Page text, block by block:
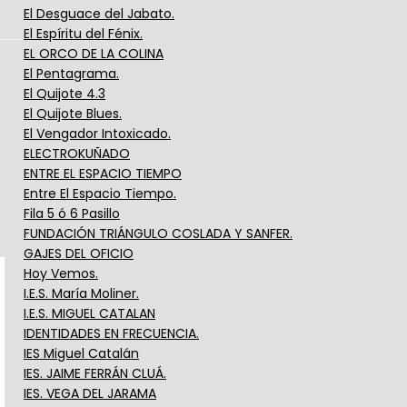
El Desguace del Jabato.
El Espíritu del Fénix.
EL ORCO DE LA COLINA
El Pentagrama.
El Quijote 4.3
El Quijote Blues.
El Vengador Intoxicado.
ELECTROKUÑADO
ENTRE EL ESPACIO TIEMPO
Entre El Espacio Tiempo.
Fila 5 ó 6 Pasillo
FUNDACIÓN TRIÁNGULO COSLADA Y SANFER.
GAJES DEL OFICIO
Hoy Vemos.
I.E.S. María Moliner.
I.E.S. MIGUEL CATALAN
IDENTIDADES EN FRECUENCIA.
IES Miguel Catalán
IES. JAIME FERRÁN CLUÁ.
IES. VEGA DEL JARAMA